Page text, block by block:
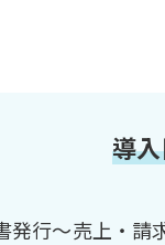
導
行～売上・